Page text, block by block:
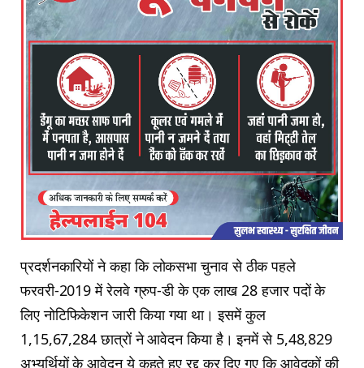
प्रदर्शनकारियों ने कहा कि लोकसभा चुनाव से ठीक पहले
फरवरी-2019 में रेलवे ग्रुप-डी के एक लाख 28 हजार पदों के
लिए नोटिफिकेशन जारी किया गया था। इसमें कुल
1,15,67,284 छात्रों ने आवेदन किया है। इनमें से 5,48,829
अभ्यर्थियों के आवेदन ये कहते हुए रद्द कर दिए गए कि आवेदकों की